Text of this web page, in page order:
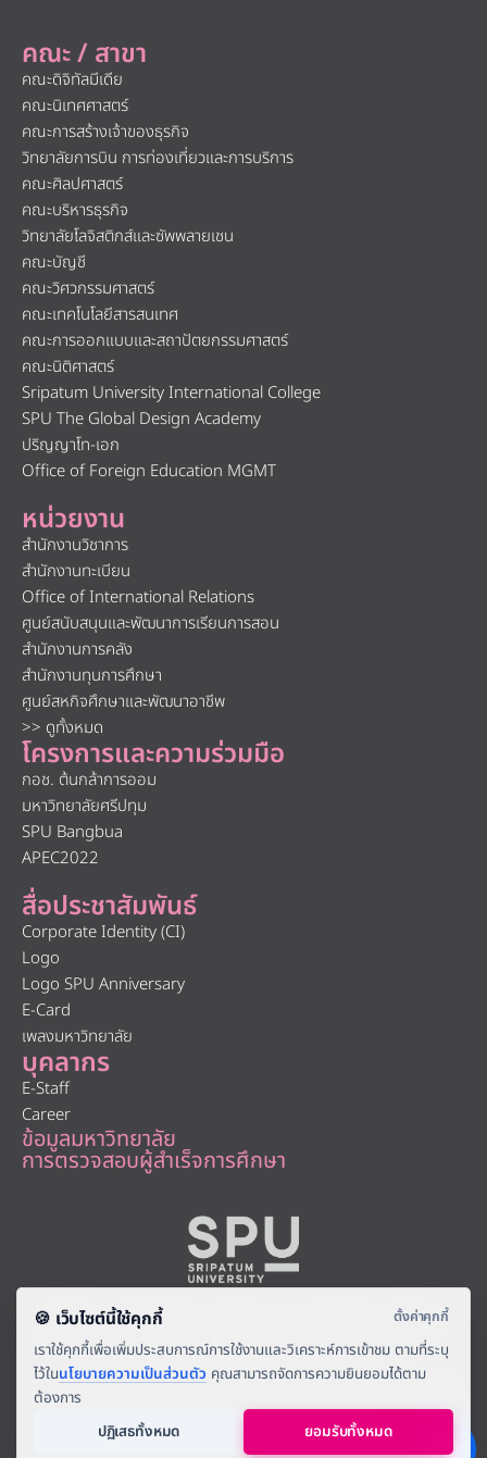
คณะ / สาขา
คณะดิจิทัลมีเดีย
คณะนิเทศศาสตร์
คณะการสร้างเจ้าของธุรกิจ
วิทยาลัยการบิน การท่องเที่ยวและการบริการ
คณะศิลปศาสตร์
คณะบริหารธุรกิจ
วิทยาลัยโลจิสติกส์และซัพพลายเชน
คณะบัญชี
คณะวิศวกรรมศาสตร์
คณะเทคโนโลยีสารสนเทศ
คณะการออกแบบและสถาปัตยกรรมศาสตร์
คณะนิติศาสตร์
Sripatum University International College
SPU The Global Design Academy
ปริญญาโท-เอก
Office of Foreign Education MGMT
หน่วยงาน
สำนักงานวิชาการ
สำนักงานทะเบียน
Office of International Relations
ศูนย์สนับสนุนและพัฒนาการเรียนการสอน
สำนักงานการคลัง
สำนักงานทุนการศึกษา
ศูนย์สหกิจศึกษาและพัฒนาอาชีพ
>> ดูทั้งหมด
โครงการและความร่วมมือ
กอช. ต้นกล้าการออม
มหาวิทยาลัยศรีปทุม
SPU Bangbua
APEC2022
สื่อประชาสัมพันธ์
Corporate Identity (CI)
Logo
Logo SPU Anniversary
E-Card
เพลงมหาวิทยาลัย
บุคลากร
E-Staff
Career
ข้อมูลมหาวิทยาลัย
การตรวจสอบผู้สำเร็จการศึกษา
About|Faculty |Job|
Contact
มหาวิทยาลัยศรีปทุม 2410/2 ถ.พหลโยธิน เขตจตุจักร กรุงเทพฯ 10900
Tel: (662) 558-6888 Fax: (662) 561 1721